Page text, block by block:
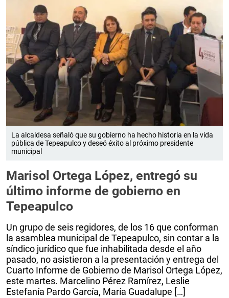
La alcaldesa señaló que su gobierno ha hecho historia en la vida
pública de Tepeapulco y deseó éxito al próximo presidente
municipal
Marisol Ortega López, entregó su
último informe de gobierno en
Tepeapulco
Un grupo de seis regidores, de los 16 que conforman
la asamblea municipal de Tepeapulco, sin contar a la
síndico jurídico que fue inhabilitada desde el año
pasado, no asistieron a la presentación y entrega del
Cuarto Informe de Gobierno de Marisol Ortega López,
este martes. Marcelino Pérez Ramírez, Leslie
Estefanía Pardo García, María Guadalupe […]